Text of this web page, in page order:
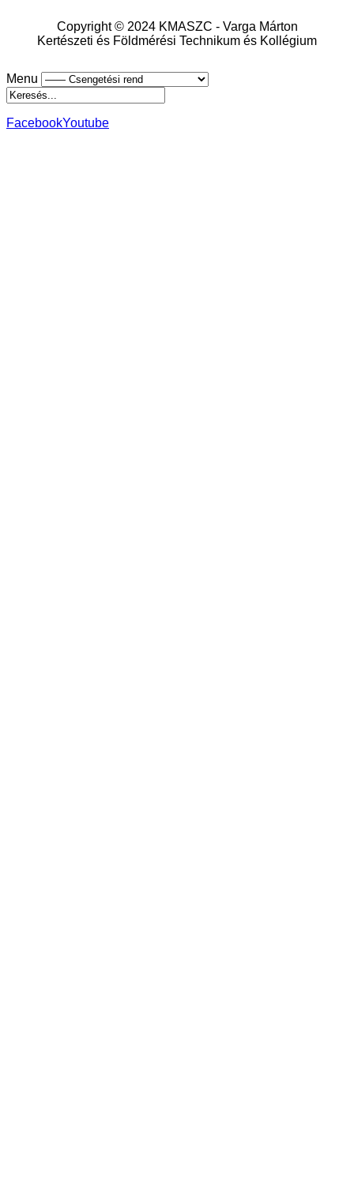
Copyright © 2024 KMASZC - Varga Márton
Kertészeti és Földmérési Technikum és Kollégium
Menu
FacebookYoutube